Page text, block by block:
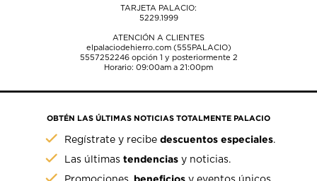
TARJETA PALACIO:
5229.1999
ATENCIÓN A CLIENTES
elpalaciodehierro.com (555PALACIO)
5557252246opción 1 y posteriormente 2
Horario: 09:00am a 21:00pm
OBTÉN LAS ÚLTIMAS NOTICIAS TOTALMENTE PALACIO
Regístrate y recibedescuentos especiales.
Las últimastendencias y noticias.
beneficios